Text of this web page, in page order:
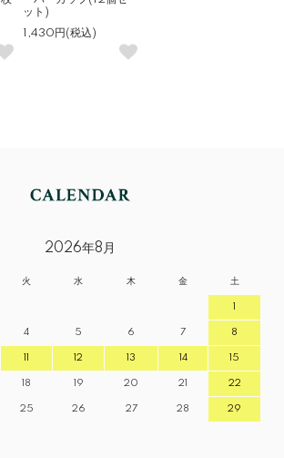
ット)
1,430円(税込)
2026年8月
火 水 木 金 土
1
4 5 6 7 8
11 12 13 14 15
18 19 20 21 22
25 26 27 28 29